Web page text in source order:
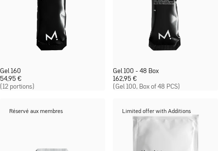
Gel 160
(12 portions)
54,95 €
Gel 100 - 48 Box
(Gel 100, Box of 48 PCS)
162,95 €
Réservé aux membres Limited offer with Additions